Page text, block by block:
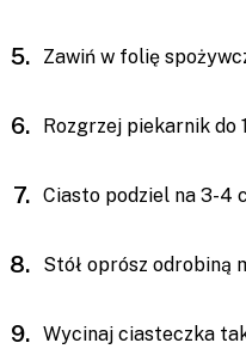
Zawiń w folię
Rozgrzej piekarnik do
Ciasto podziel na 3-4
Stół oprósz odrobiną
Wycinaj ciasteczka